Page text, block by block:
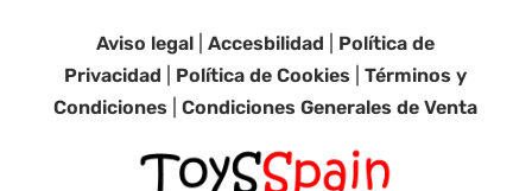
Aviso legal |Accesbilidad
Política de
Privacidad
Política de Cookies |Términos y
Condiciones |Condiciones Generales de Venta